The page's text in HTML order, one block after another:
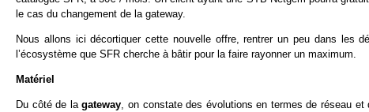
le cas du changement de la gateway.
Nous allons ici décortiquer cette nouvelle offre, rentrer un peu dans
l’écosystème que SFR cherche à bâtir pour la faire rayonner un maximum.
Matériel
Du côté de lagateway , on constate des évolutions en termes de réseau